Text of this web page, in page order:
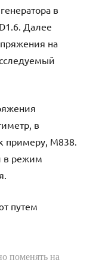
в
Далее
на
в
примеру, М838.
в режим
путем
поменять на